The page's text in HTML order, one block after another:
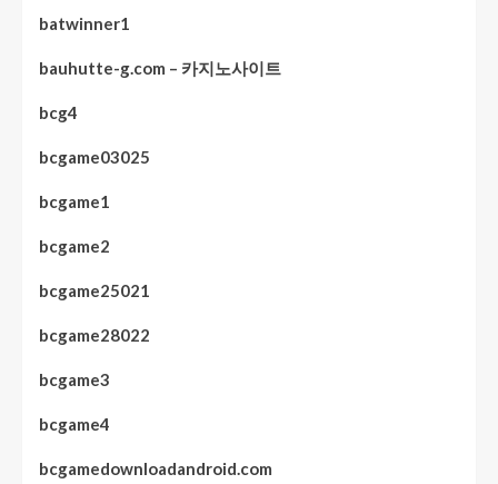
batwinner1
bauhutte-g.com – 카지노사이트
bcg4
bcgame03025
bcgame1
bcgame2
bcgame25021
bcgame28022
bcgame3
bcgame4
bcgamedownloadandroid.com